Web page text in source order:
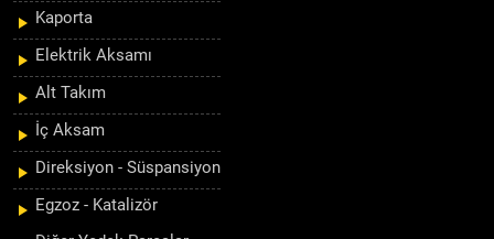
Kaporta
Elektrik Aksamı
Alt Takım
İç Aksam
Direksiyon - Süspansiyon
Egzoz - Katalizör